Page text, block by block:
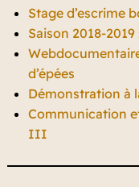
Stage d’escrime
Saison 2018-2019
d’épées
Démonstration à
Communication
III